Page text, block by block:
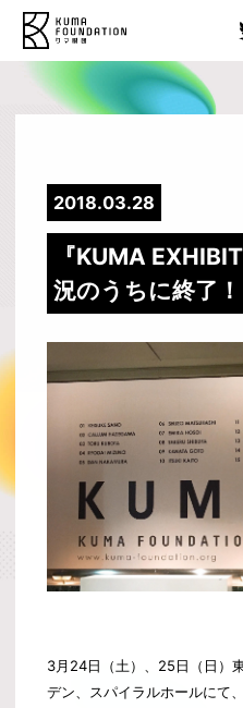
2018.03.28
『KUMA
況のうちに終了！
3月24日（土）、25日（日）
デン、スパイラルホールにて